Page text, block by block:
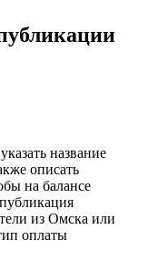
название
описать
на балансе
из Омска или
оплаты